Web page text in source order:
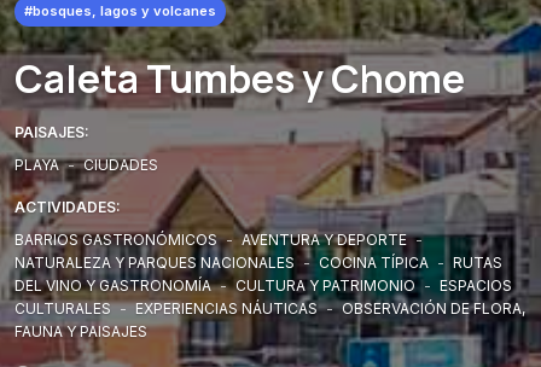
#bosques, lagos y volcanes
Caleta Tumbes y Chome
PAISAJES:
PLAYA - CIUDADES
ACTIVIDADES:
BARRIOS GASTRONÓMICOS - AVENTURA Y DEPORTE -
NATURALEZA Y PARQUES NACIONALES - COCINA TÍPICA - RUTAS
DEL VINO Y GASTRONOMÍA - CULTURA Y PATRIMONIO - ESPACIOS
CULTURALES - EXPERIENCIAS NÁUTICAS - OBSERVACIÓN DE FLORA,
FAUNA Y PAISAJES